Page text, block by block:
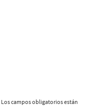
Los campos obligatorios están